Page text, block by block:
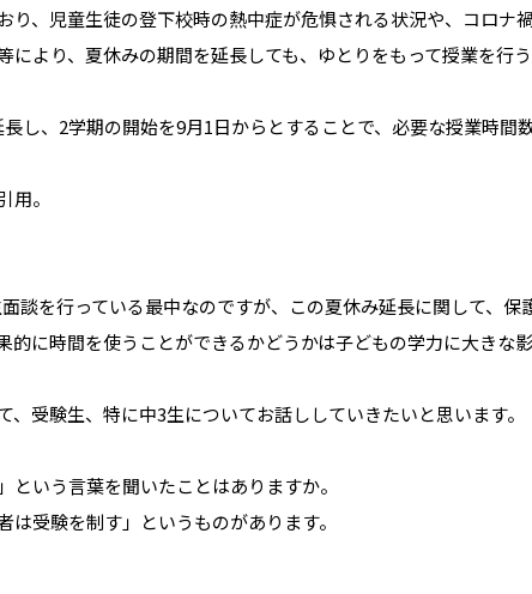
り、児童生徒の登下校時の熱中症が危惧される状況や、コロナ
により、夏休みの期間を延長しても、ゆとりをもって授業を行
し、2学期の開始を9月1日からとすることで、必要な授業時間
。
談を行っている最中なのですが、この夏休み延長に関して、
的に時間を使うことができるかどうかは子どもの学力に大きな影
受験生、特に中3生についてお話ししていきたいと思います。
いう言葉を聞いたことはありますか。
受験を制す」というものがあります。